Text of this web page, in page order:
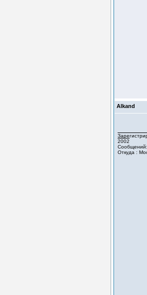
Alkand
2002
Откуда :